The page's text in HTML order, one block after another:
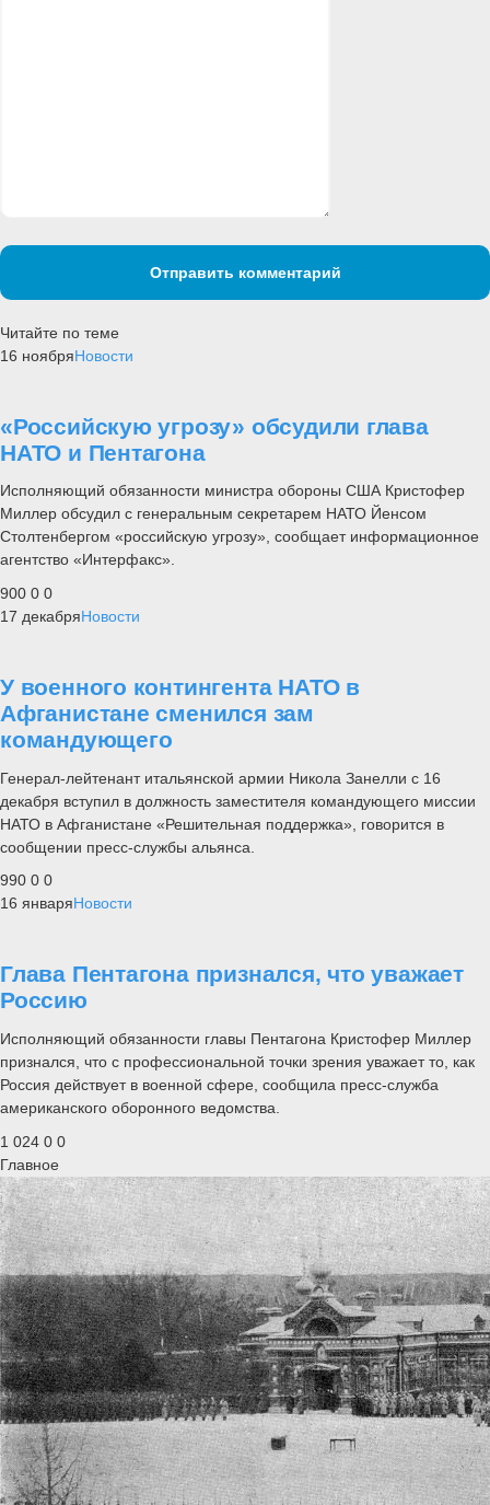
Отправить комментарий
Читайте по теме
16 ноябряНовости
«Российскую угрозу» обсудили глава
НАТО и Пентагона
Исполняющий обязанности министра обороны США Кристофер
Миллер обсудил с генеральным секретарем НАТО Йенсом
Столтенбергом «российскую угрозу», сообщает информационное
агентство «Интерфакс».
900 0 0
17 декабряНовости
У военного контингента НАТО в
Афганистане сменился зам
командующего
Генерал-лейтенант итальянской армии Никола Занелли с 16
декабря вступил в должность заместителя командующего миссии
НАТО в Афганистане «Решительная поддержка», говорится в
сообщении пресс-службы альянса.
990 0 0
16 январяНовости
Глава Пентагона признался, что уважает
Россию
Исполняющий обязанности главы Пентагона Кристофер Миллер
признался, что с профессиональной точки зрения уважает то, как
Россия действует в военной сфере, сообщила пресс-служба
американского оборонного ведомства.
1 024 0 0
Главное